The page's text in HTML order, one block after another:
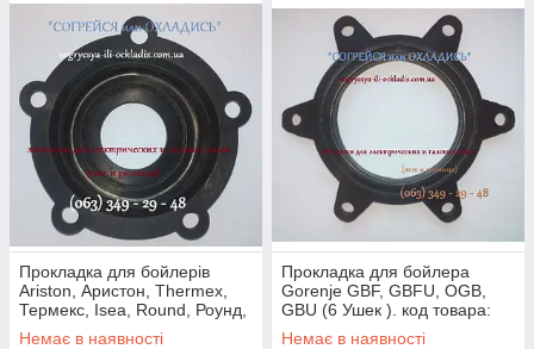
Прокладка для бойлерів
Ariston, Аристон, Thermex,
Термекс, Isea, Round, Роунд,
Boiler та інших моделей.
Немає в наявності
Прокладка для бойлера
Gorenje GBF, GBFU, OGB,
GBU (6 Ушек ). код товара:
7131
Немає в наявності